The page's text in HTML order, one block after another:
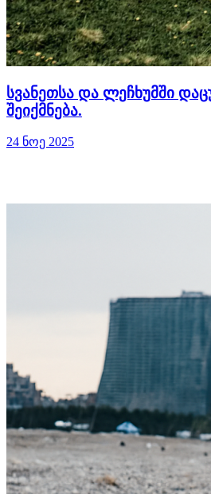
სვანეთსა და ლეჩხუმში
შეიქმნება.
24 ნოე 2025